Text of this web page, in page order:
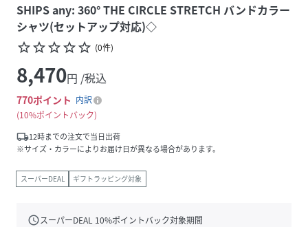
SHIPS any: 360° THE CIRCLE STRETCH バンドカラー
シャツ(セットアップ対応)◇
star_borderstar_borderstar_borderstar_borderstar_border (0件)
8,470円 /税込
770ポイント 内訳
10%ポイントバック
local_shipping12時までの注文で当日出荷
※サイズ・カラーによりお届け日が異なる場合があります。
スーパーDEAL ギフトラッピング対象
scheduleスーパーDEAL 10%ポイントバック対象期間